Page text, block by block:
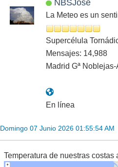
NBSJose
La Meteo es un
Supercélula
Mensajes: 14,988
Madrid Gª
En línea
Domingo 07 Junio 2026 01:55:54 AM
Temperatura de nuestras costas